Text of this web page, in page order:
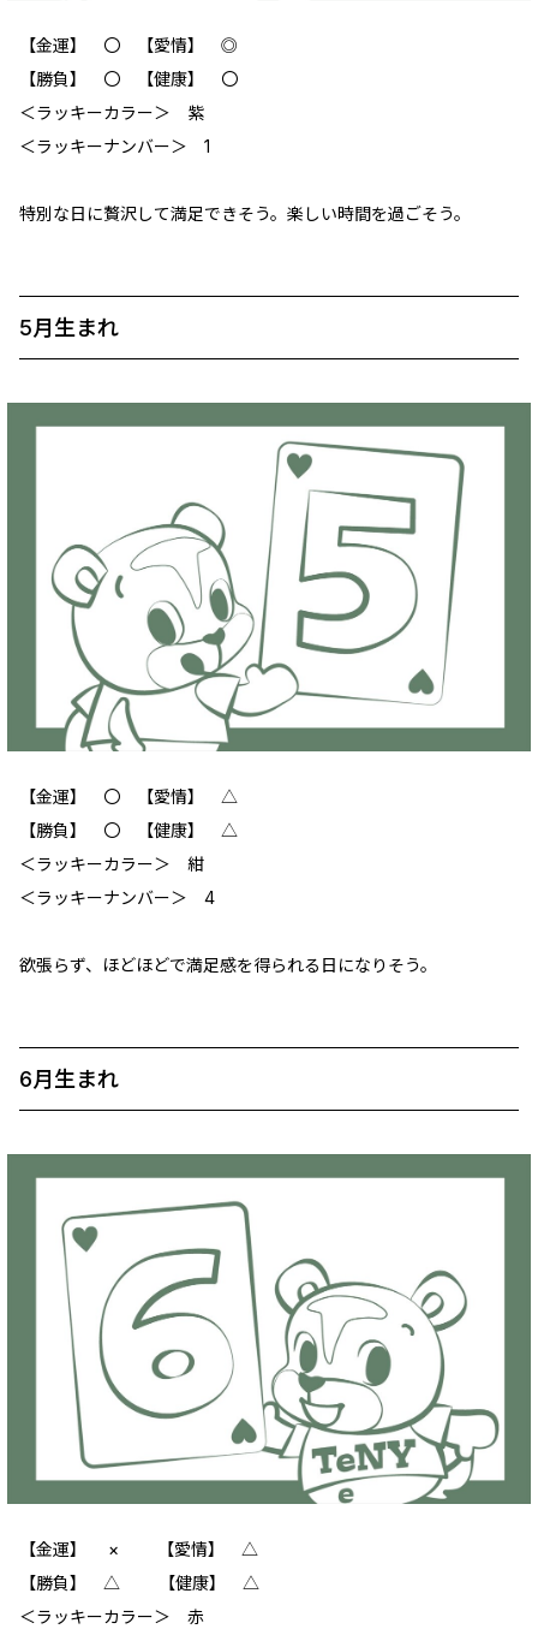
【金運】 ‪‪〇 【愛情】 ◎
【勝負】 〇 【健康】 〇
＜ラッキーカラー＞ 紫
＜ラッキーナンバー＞ 1
特別な日に贅沢して満足できそう。楽しい時間を過ごそう。
5月生まれ
【金運】 ‪‪〇 【愛情】 △
【勝負】 〇 【健康】 △
＜ラッキーカラー＞ 紺
＜ラッキーナンバー＞ 4
欲張らず、ほどほどで満足感を得られる日になりそう。
6月生まれ
【金運】 × 【愛情】 △
【勝負】 △ 【健康】 △
＜ラッキーカラー＞ 赤